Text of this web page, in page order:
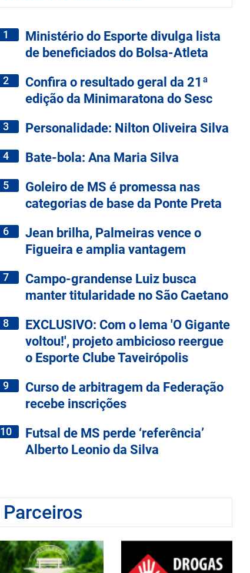
1
Ministério do Esporte divulga lista
de beneficiados do Bolsa-Atleta
2
Confira o resultado geral da 21ª
edição da Minimaratona do Sesc
3 Personalidade: Nilton Oliveira Silva
4 Bate-bola: Ana Maria Silva
5
Goleiro de MS é promessa nas
categorias de base da Ponte Preta
6
Jean brilha, Palmeiras vence o
Figueira e amplia vantagem
7
Campo-grandense Luiz busca
manter titularidade no São Caetano
8
EXCLUSIVO: Com o lema 'O Gigante
voltou!', projeto ambicioso reergue
o Esporte Clube Taveirópolis
9
Curso de arbitragem da Federação
recebe inscrições
10
Futsal de MS perde ‘referência’
Alberto Leonio da Silva
Parceiros